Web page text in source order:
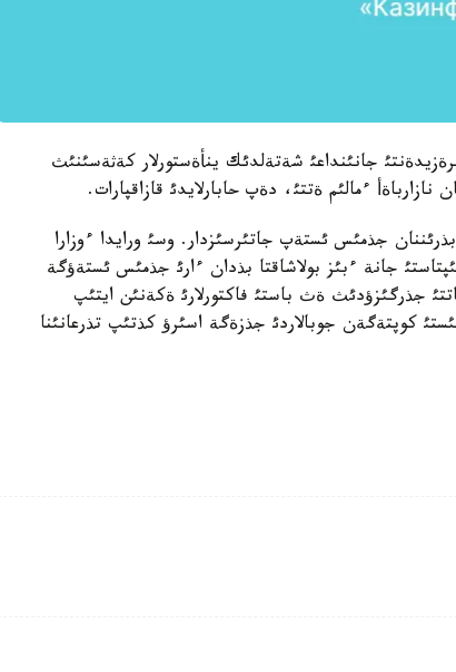
جانئنداعئ شةتةلدئك ينأةستورلار كةثةسئنئث
ءمالئم ةتتئ، دةپ حابارلايدئ قازاقپارات.
جذمئس ئستةپ جاتئرسئزدار. وسئ ورايدا ءوزارا
جانة ءبئز بولاشاقتا بذدان ءارئ جذمئس ئستةؤگة
جذرگئزؤدئث ةث باستئ فاكتورلارئ ةكةنئن ايتئپ
كوپتةگةن جوبالاردئ جذزةگة اسئرؤ كذتئپ تذرعانئنا